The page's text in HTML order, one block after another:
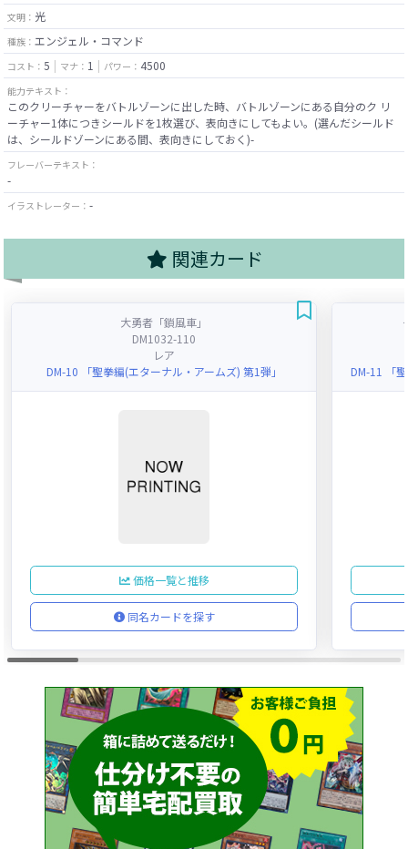
文明： 光
種族： エンジェル・コマンド
コスト： 5 マナ： 1 パワー： 4500
能力テキスト：
このクリーチャーをバトルゾーンに出した時、バトルゾーンにある自分のク リ
ーチャー1体につきシールドを1枚選び、表向きにしてもよい。(選んだシールド
は、シールドゾーンにある間、表向きにしておく)-
フレーバーテキスト：
-
イラストレーター： -
関連カード
大勇者「鎖風車」
DM1032-110
レア
DM-10 「聖拳編(エターナル・アームズ) 第1弾」
価格一覧と推移
同名カードを探す